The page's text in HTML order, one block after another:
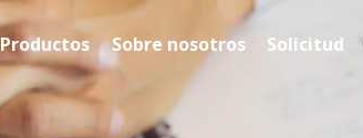
Productos Sobre nosotros Solicitud